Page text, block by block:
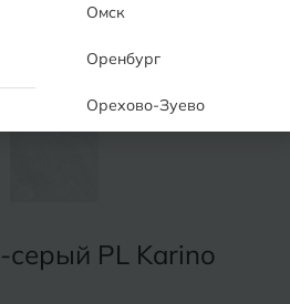
серый PL Karino
Омск
Оренбург
Орехово-Зуево